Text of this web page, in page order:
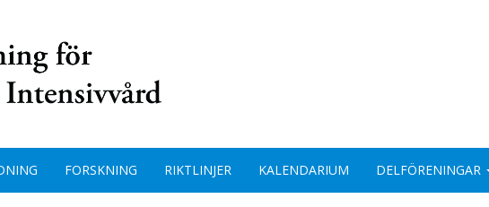
FORSKNING RIKTLINJER KALENDARIUM DELFÖRENINGAR